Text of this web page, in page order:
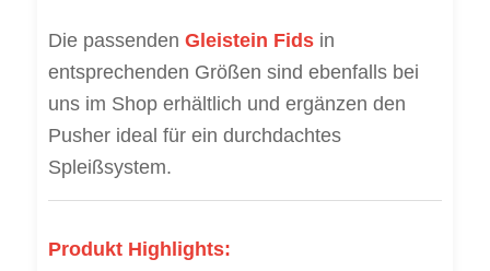
Die passenden Gleistein Fidsin
entsprechenden Größen sind ebenfalls bei
uns im Shop erhältlich und ergänzen den
Pusher ideal für ein durchdachtes
Spleißsystem.
Produkt Highlights: